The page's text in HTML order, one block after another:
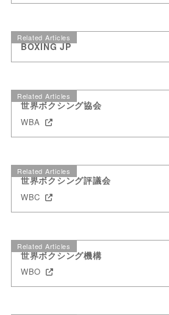
Related Articles
BOXING JP
Related Articles
世界ボクシング協会
WBA
Related Articles
世界ボクシング評議会
WBC
Related Articles
世界ボクシング機構
WBO